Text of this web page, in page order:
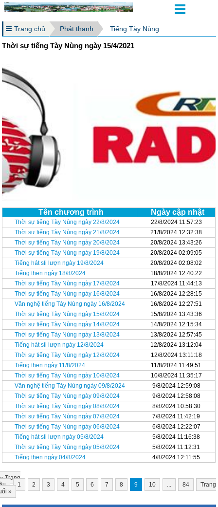
Trang chủ Phát thanh Tiếng Tày Nùng
Thời sự tiếng Tày Nùng ngày 15/4/2021
Tên chương trình Ngày cập nhật
Thời sự tiếng Tày Nùng ngày 22/8/2024
22/8/2024 11:57:23
Thời sự tiếng Tày Nùng ngày 21/8/2024
21/8/2024 12:32:38
Thời sự tiếng Tày Nùng ngày 20/8/2024
20/8/2024 13:43:26
Thời sự tiếng Tày Nùng ngày 19/8/2024
20/8/2024 02:09:05
Tiếng hát sli lượn ngày 19/8/2024
20/8/2024 02:08:02
Tiếng then ngày 18/8/2024
18/8/2024 12:40:22
Thời sự tiếng Tày Nùng ngày 17/8/2024
17/8/2024 11:44:13
Thời sự tiếng Tày Nùng ngày 16/8/2024
16/8/2024 12:28:15
Văn nghệ tiếng Tày Nùng ngày 16/8/2024
16/8/2024 12:27:51
Thời sự tiếng Tày Nùng ngày 15/8/2024
15/8/2024 13:43:36
Thời sự tiếng Tày Nùng ngày 14/8/2024
14/8/2024 12:15:34
Thời sự tiếng Tày Nùng ngày 13/8/2024
13/8/2024 12:57:45
Tiếng hát sli lượn ngày 12/8/2024
12/8/2024 13:12:04
Thời sự tiếng Tày Nùng ngày 12/8/2024
12/8/2024 13:11:18
Tiếng then ngày 11/8/2024
11/8/2024 11:49:51
Thời sự tiếng Tày Nùng ngày 10/8/2024
10/8/2024 11:35:17
Văn nghệ tiếng Tày Nùng ngày 09/8/2024
9/8/2024 12:59:08
Thời sự tiếng Tày Nùng ngày 09/8/2024
9/8/2024 12:58:08
Thời sự tiếng Tày Nùng ngày 08/8/2024
8/8/2024 10:58:30
Thời sự tiếng Tày Nùng ngày 07/8/2024
7/8/2024 11:42:19
Thời sự tiếng Tày Nùng ngày 06/8/2024
6/8/2024 12:22:07
Tiếng hát sli lượn ngày 05/8/2024
5/8/2024 11:16:38
Thời sự tiếng Tày Nùng ngày 05/8/2024
5/8/2024 11:12:31
Tiếng then ngày 04/8/2024
4/8/2024 12:11:55
«Trang
1 2 3 4 5 6 7 8 9 10 ... 84
Trang
»